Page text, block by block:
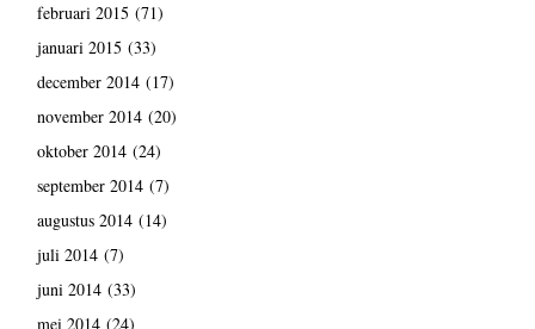
februari 2015 (71)
januari 2015 (33)
december 2014(17)
november 2014(20)
oktober 2014(24)
september 2014(7)
augustus 2014(14)
juli 2014(7)
juni 2014(33)
mei 2014(24)